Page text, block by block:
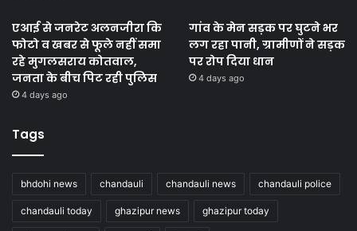
एआई से जनरेट अलनजीरा कि
फोटो व खबर से फूले नहीं समा
रहे मुगलसराय कोतवाल,
जनता के बीच पिट रही पुलिस
4 days ago
गांव के मेन सड़क पर घुटने भर
लग रहा पानी, ग्रामीणों ने सड़क
पर रोप दिया धान
4 days ago
Tags
bhdohi news chandauli chandauli news chandauli police
chandauli today ghazipur news ghazipur today